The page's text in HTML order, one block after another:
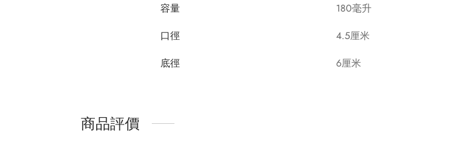
容量
180毫升
口徑
4.5厘米
底徑
6厘米
商品評價